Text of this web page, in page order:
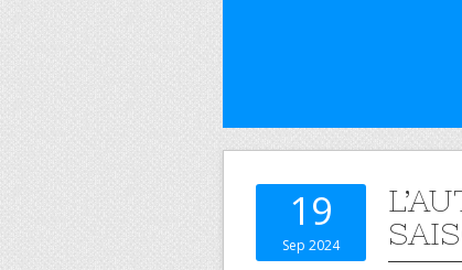
19
Sep 2024